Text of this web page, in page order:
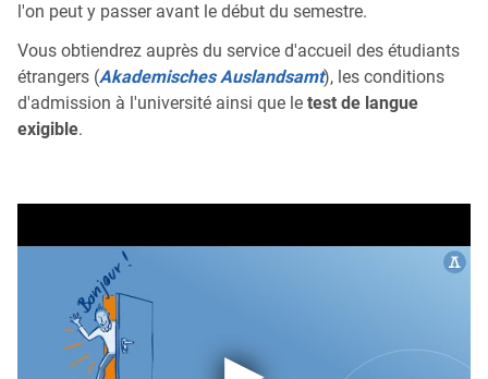
l'on peut y passer avant le début du semestre.
Vous obtiendrez auprès du service d'accueil des étudiants
étrangers (Akademisches Auslandsamt), les conditions
d'admission à l'université ainsi que le test de langue
exigible.